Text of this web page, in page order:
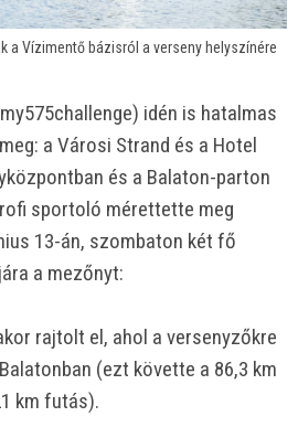
a Vízimentő bázisról a verseny helyszínére
idén is hatalmas
a Városi Strand és a Hotel
és a Balaton-parton
sportoló mérettette meg
13-án, szombaton két fő
a mezőnyt:
rajtolt el, ahol a versenyzőkre
(ezt követte a 86,3 km
km futás).